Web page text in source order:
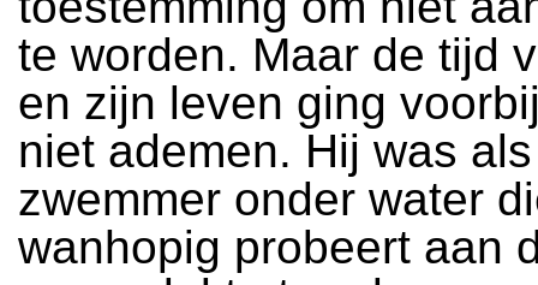
te worden. Maar de tijd
en zijn leven ging
niet ademen. Hij was
zwemmer onder water
wanhopig probeert aan